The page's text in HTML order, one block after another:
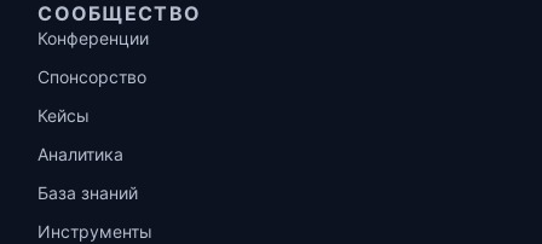
СООБЩЕСТВО
Конференции
Спонсорство
Кейсы
Аналитика
База знаний
Инструменты